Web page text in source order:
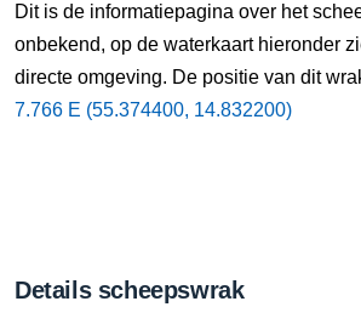
Dit is de informatiepagina over het
onbekend, op de waterkaart hieronder
directe omgeving. De positie van dit
7.766 E (55.374400, 14.832200)
Details scheepswrak